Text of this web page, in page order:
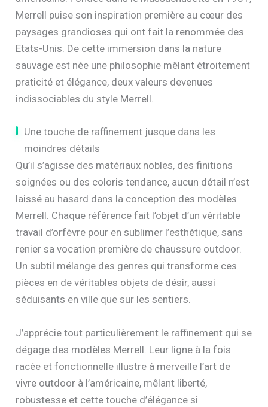
Merrell puise son inspiration première au cœur des
paysages grandioses qui ont fait la renommée des
Etats-Unis. De cette immersion dans la nature
sauvage est née une philosophie mêlant étroitement
praticité et élégance, deux valeurs devenues
indissociables du style Merrell.
Une touche de raffinement jusque dans les
moindres détails
Qu’il s’agisse des matériaux nobles, des finitions
soignées ou des coloris tendance, aucun détail n’est
laissé au hasard dans la conception des modèles
Merrell. Chaque référence fait l’objet d’un véritable
travail d’orfèvre pour en sublimer l’esthétique, sans
renier sa vocation première de chaussure outdoor.
Un subtil mélange des genres qui transforme ces
pièces en de véritables objets de désir, aussi
séduisants en ville que sur les sentiers.
J’apprécie tout particulièrement le raffinement qui se
dégage des modèles Merrell. Leur ligne à la fois
racée et fonctionnelle illustre à merveille l’art de
vivre outdoor à l’américaine, mêlant liberté,
robustesse et cette touche d’élégance si